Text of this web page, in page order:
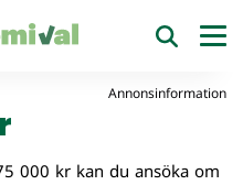
Annonsinformation
000 kr kan du ansöka om